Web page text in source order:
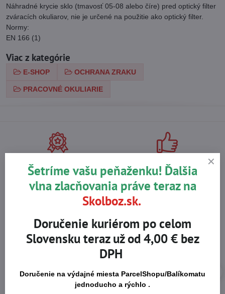
Náhradné krycie sklo (tmavosť 05-08 alebo číre) pred optický filter
zváracích okuliarov, nie je určené na použitie ako optický filter.
Normy:
EN 166 (1)
Viac z kategórie
E-SHOP OCHRANA ZRAKU
PRACOVNÉ OKULIARIE
Certifikované výrobky
Skladom viac ako 36 tisíc
Šetríme vašu peňaženku! Ďalšia
vlna zlacňovania práve teraz na
Skolboz.sk.
Doručenie kuriérom po celom
Slovensku teraz už od 4,00 € bez
DPH
Doručenie na výdajné miesta ParcelShopu/Balíkomatu
jednoducho a rýchlo .